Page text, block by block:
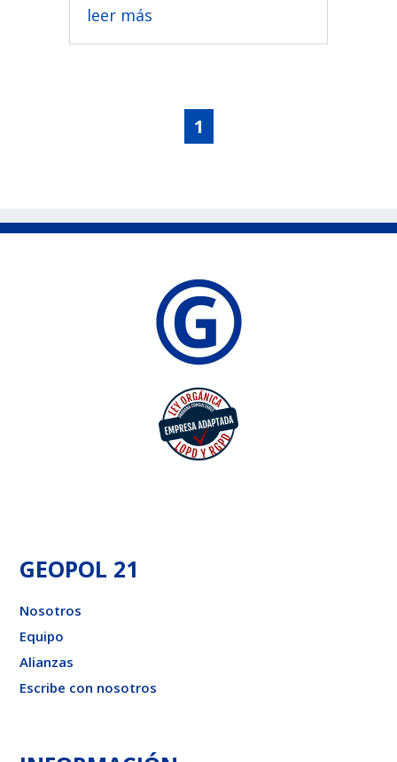
leer más
1
GEOPOL 21
Nosotros
Equipo
Alianzas
Escribe con nosotros